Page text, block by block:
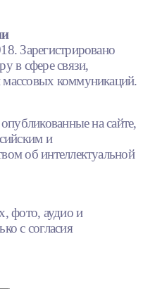
Зарегистрировано
в сфере связи,
коммуникаций.
на сайте,
и
об интеллектуальной
фото, аудио и
с согласия